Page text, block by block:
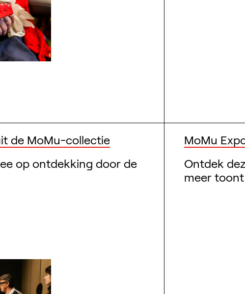
de MoMu-collectie
op ontdekking door de
MoMu
Ontdek
meer